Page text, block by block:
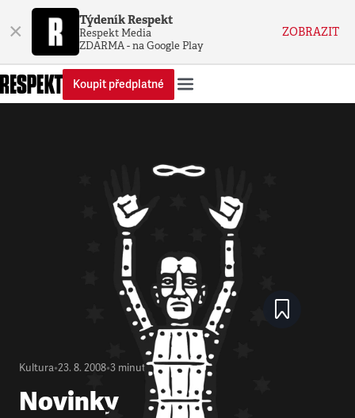
× Týdeník Respekt
Respekt Media
ZDARMA - na Google Play
ZOBRAZIT
Koupit předplatné
Kultura•23. 8. 2008•3 minuty
Novinky